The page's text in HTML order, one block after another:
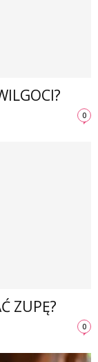
0
ZUPĘ?
0